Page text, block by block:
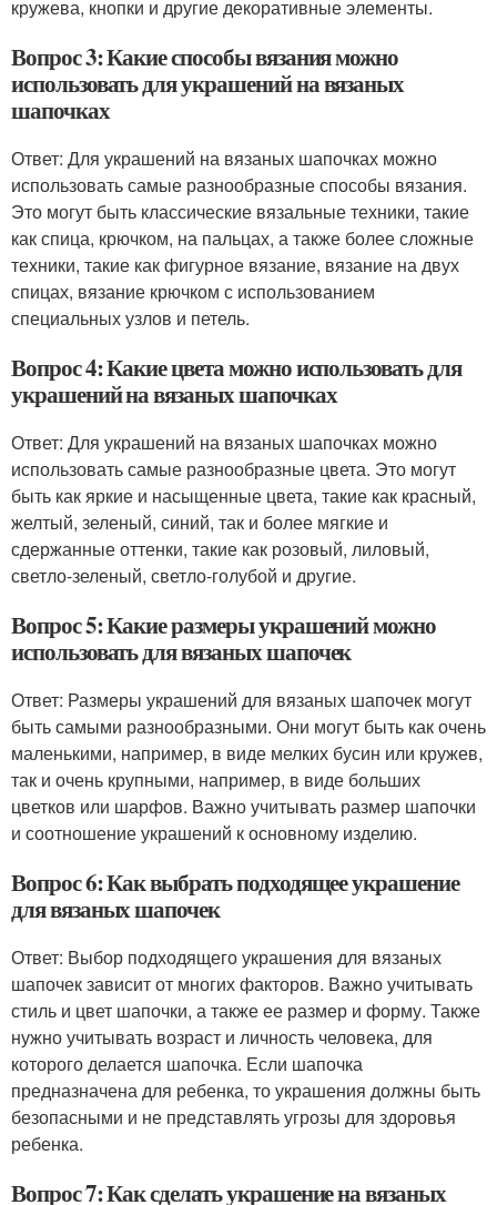
кружева, кнопки и другие декоративные элементы.
Вопрос 3: Какие способы вязания можно
использовать для украшений на вязаных
шапочках
Ответ: Для украшений на вязаных шапочках можно
использовать самые разнообразные способы вязания.
Это могут быть классические вязальные техники, такие
как спица, крючком, на пальцах, а также более сложные
техники, такие как фигурное вязание, вязание на двух
спицах, вязание крючком с использованием
специальных узлов и петель.
Вопрос 4: Какие цвета можно использовать для
украшений на вязаных шапочках
Ответ: Для украшений на вязаных шапочках можно
использовать самые разнообразные цвета. Это могут
быть как яркие и насыщенные цвета, такие как красный,
желтый, зеленый, синий, так и более мягкие и
сдержанные оттенки, такие как розовый, лиловый,
светло-зеленый, светло-голубой и другие.
Вопрос 5: Какие размеры украшений можно
использовать для вязаных шапочек
Ответ: Размеры украшений для вязаных шапочек могут
быть самыми разнообразными. Они могут быть как очень
маленькими, например, в виде мелких бусин или кружев,
так и очень крупными, например, в виде больших
цветков или шарфов. Важно учитывать размер шапочки
и соотношение украшений к основному изделию.
Вопрос 6: Как выбрать подходящее украшение
для вязаных шапочек
Ответ: Выбор подходящего украшения для вязаных
шапочек зависит от многих факторов. Важно учитывать
стиль и цвет шапочки, а также ее размер и форму. Также
нужно учитывать возраст и личность человека, для
которого делается шапочка. Если шапочка
предназначена для ребенка, то украшения должны быть
безопасными и не представлять угрозы для здоровья
ребенка.
Вопрос 7: Как сделать украшение на вязаных